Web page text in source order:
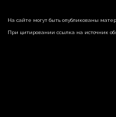
На сайте могут быть опубликованы
При цитировании ссылка на источник